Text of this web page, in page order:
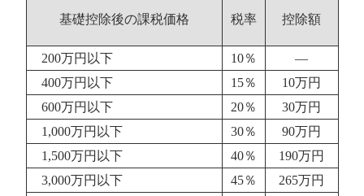
基礎控除後の課税価格 税率 控除額
200万円以下 10％
―
400万円以下
15％
10万円
600万円以下
20％
30万円
1,000万円以下
30％
90万円
1,500万円以下
40％
190万円
3,000万円以下
45％
265万円